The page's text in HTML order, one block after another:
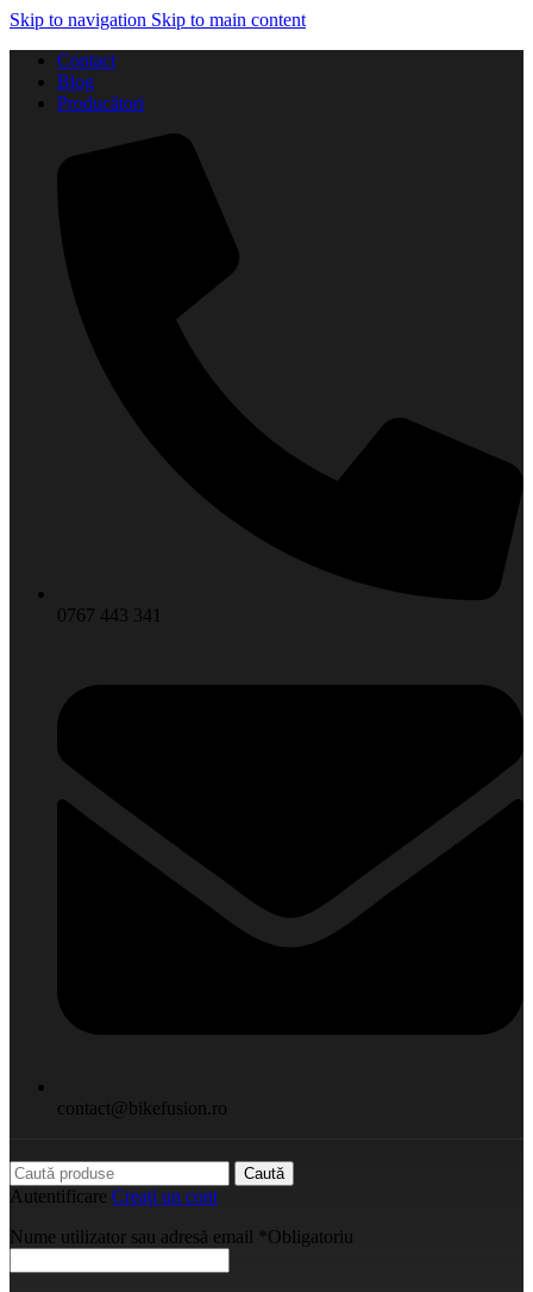
Skip to navigation Skip to main content
Contact
Blog
Producători
0767 443 341
contact@bikefusion.ro
Caută
Autentificare Creați un cont
Nume utilizator sau adresă email *Obligatoriu